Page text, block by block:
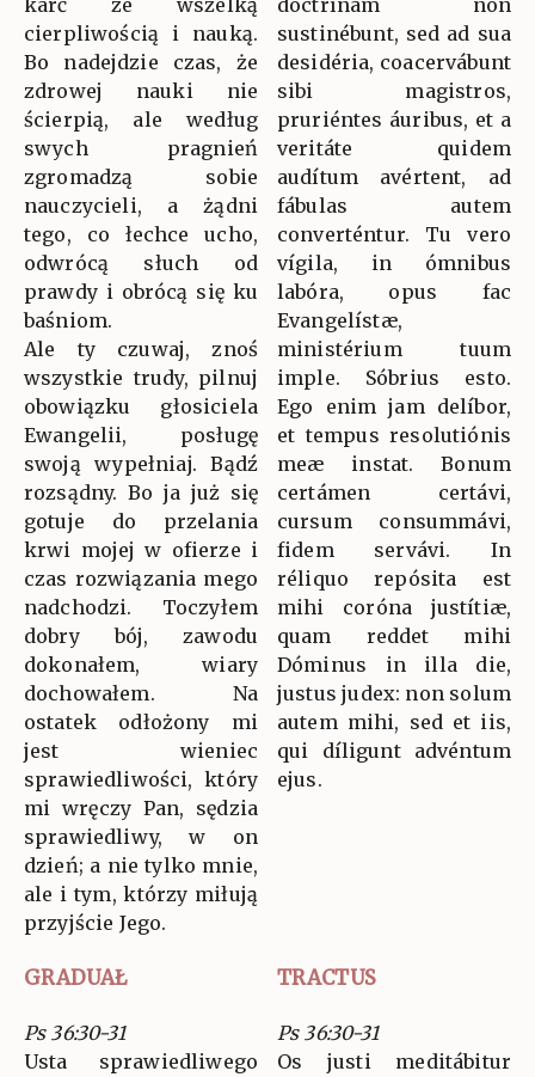
karć ze wszelką
cierpliwością i nauką.
Bo nadejdzie czas, że
zdrowej nauki nie
ścierpią, ale według
swych pragnień
zgromadzą sobie
nauczycieli, a żądni
tego, co łechce ucho,
odwrócą słuch od
prawdy i obrócą się ku
baśniom.
Ale ty czuwaj, znoś
wszystkie trudy, pilnuj
obowiązku głosiciela
Ewangelii, posługę
swoją wypełniaj. Bądź
rozsądny. Bo ja już się
gotuje do przelania
krwi mojej w ofierze i
czas rozwiązania mego
nadchodzi. Toczyłem
dobry bój, zawodu
dokonałem, wiary
dochowałem. Na
ostatek odłożony mi
jest wieniec
sprawiedliwości, który
mi wręczy Pan, sędzia
sprawiedliwy, w on
dzień; a nie tylko mnie,
ale i tym, którzy miłują
przyjście Jego.
doctrínam non
sustinébunt, sed ad sua
desidéria, coacervábunt
sibi magistros,
pruriéntes áuribus, et a
veritáte quidem
audítum avértent, ad
fábulas autem
converténtur. Tu vero
vígila, in ómnibus
labóra, opus fac
Evangelístæ,
ministérium tuum
imple. Sóbrius esto.
Ego enim jam delíbor,
et tempus resolutiónis
meæ instat. Bonum
certámen certávi,
cursum consummávi,
fidem servávi. In
réliquo repósita est
mihi coróna justítiæ,
quam reddet mihi
Dóminus in illa die,
justus judex: non solum
autem mihi, sed et iis,
qui díligunt advéntum
ejus.
GRADUAŁ TRACTUS
Ps 36:30-31
Usta sprawiedliwego
Ps 36:30-31
Os justi meditábitur